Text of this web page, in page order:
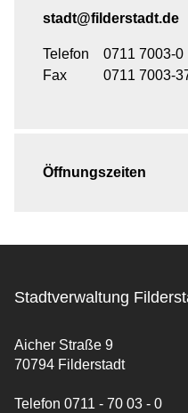
stadt@filderstadt.de
Telefon
0711 7003-0
Fax
0711 7003-
Öffnungszeiten
Stadtverwaltung
Aicher Straße 9
70794 Filderstadt
Telefon 0711 - 70 03 - 0